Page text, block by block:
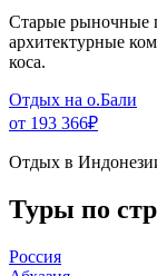
Старые рыночные
архитектурные
коса.
Отдых на о.Бали
от 193 366₽
Отдых в
Туры по
Россия